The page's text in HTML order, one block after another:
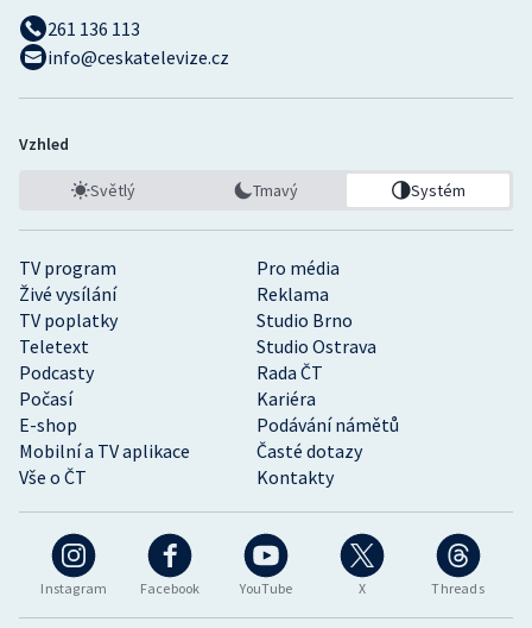
Instagram Facebook YouTube X Threads
TV program
Pro média
Živé vysílání
Reklama
TV poplatky
Studio Brno
Teletext
Studio Ostrava
Podcasty
Rada ČT
Počasí
Kariéra
E-shop
Podávání námětů
Mobilní a TV aplikace
Časté dotazy
Vše o ČT
Kontakty
261 136 113
info@ceskatelevize.cz
Vzhled
Světlý Tmavý Systém